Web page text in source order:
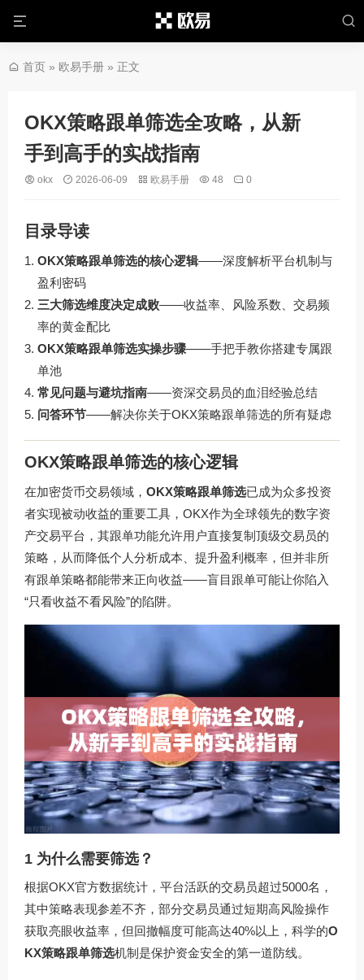
首页 » 欧易手册 » 正文
OKX策略跟单筛选全攻略，从新
手到高手的实战指南
okx 2026-06-09 欧易手册 48 0
目录导读
OKX策略跟单筛选的核心逻辑——深度解析平台机制与
盈利密码
三大筛选维度决定成败——收益率、风险系数、交易频
率的黄金配比
OKX策略跟单筛选实操步骤——手把手教你搭建专属跟
单池
常见问题与避坑指南——资深交易员的血泪经验总结
问答环节——解决你关于OKX策略跟单筛选的所有疑虑
OKX策略跟单筛选的核心逻辑
在加密货币交易领域， OKX策略跟单筛选已成为众多投资
者实现被动收益的重要工具，OKX作为全球领先的数字资
产交易平台，其跟单功能允许用户直接复制顶级交易员的
策略，从而降低个人分析成本、提升盈利概率，但并非所
有跟单策略都能带来正向收益——盲目跟单可能让你陷入
“只看收益不看风险”的陷阱。
1 为什么需要筛选？
根据OKX官方数据统计，平台活跃的交易员超过5000名，
其中策略表现参差不齐，部分交易员通过短期高风险操作
获取亮眼收益率，但回撤幅度可能高达40%以上，科学的O
KX策略跟单筛选机制是保护资金安全的第一道防线。